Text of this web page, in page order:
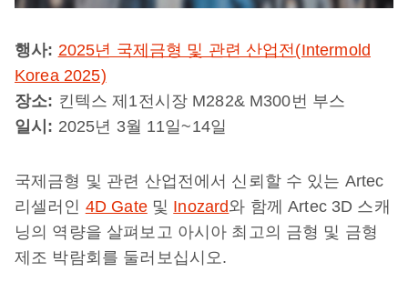
행사: 2025년 국제금형 및 관련 산업전(Intermold
Korea 2025)
장소: 킨텍스 제1전시장 M282& M300번 부스
일시: 2025년 3월 11일~14일
국제금형 및 관련 산업전에서 신뢰할 수 있는 Artec
리셀러인 4D Gate및 Inozard와 함께 Artec 3D 스캐
닝의 역량을 살펴보고 아시아 최고의 금형 및 금형
제조 박람회를 둘러보십시오.